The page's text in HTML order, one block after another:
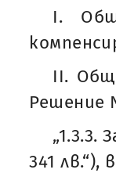
I.
II.
Решение
„1.3.3.
341 лв.“),